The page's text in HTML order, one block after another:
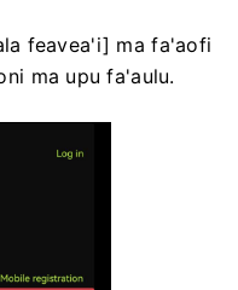
feavea'i] ma fa'aofi
ma upu fa'aulu.